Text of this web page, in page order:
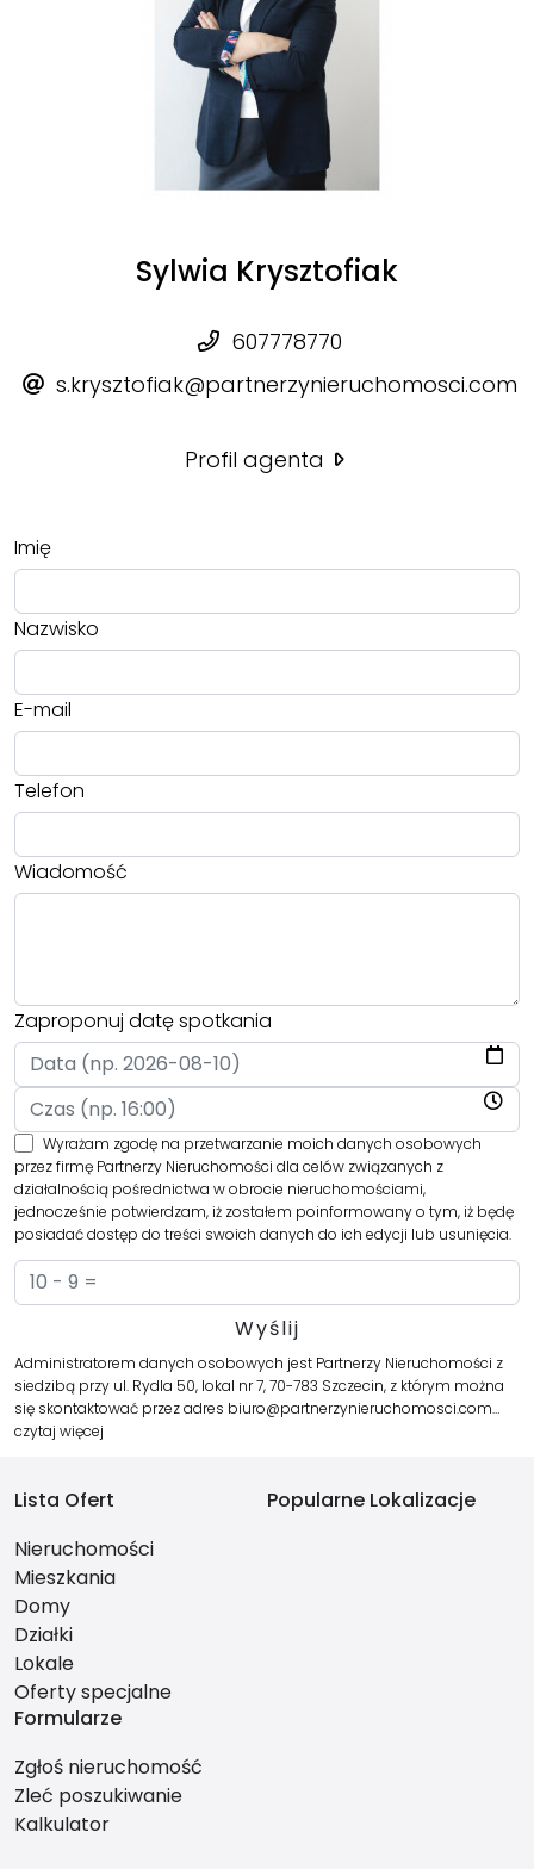
Sylwia Krysztofiak
607778770
s.krysztofiak@partnerzynieruchomosci.com
Profil agenta
Imię
Nazwisko
E-mail
Telefon
Wiadomość
Zaproponuj datę spotkania
Wyrażam zgodę na przetwarzanie moich danych osobowych
przez firmę Partnerzy Nieruchomości dla celów związanych z
działalnością pośrednictwa w obrocie nieruchomościami,
jednocześnie potwierdzam, iż zostałem poinformowany o tym, iż będę
posiadać dostęp do treści swoich danych do ich edycji lub usunięcia.
Administratorem danych osobowych jest Partnerzy Nieruchomości z
siedzibą przy ul. Rydla 50, lokal nr 7, 70-783 Szczecin, z którym można
się skontaktować przez adres biuro@partnerzynieruchomosci.com…
czytaj więcej
Lista Ofert
Nieruchomości
Mieszkania
Domy
Działki
Lokale
Oferty specjalne
Popularne Lokalizacje
Formularze
Zgłoś nieruchomość
Zleć poszukiwanie
Kalkulator